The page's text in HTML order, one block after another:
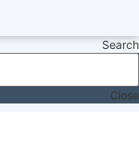
Search
Close